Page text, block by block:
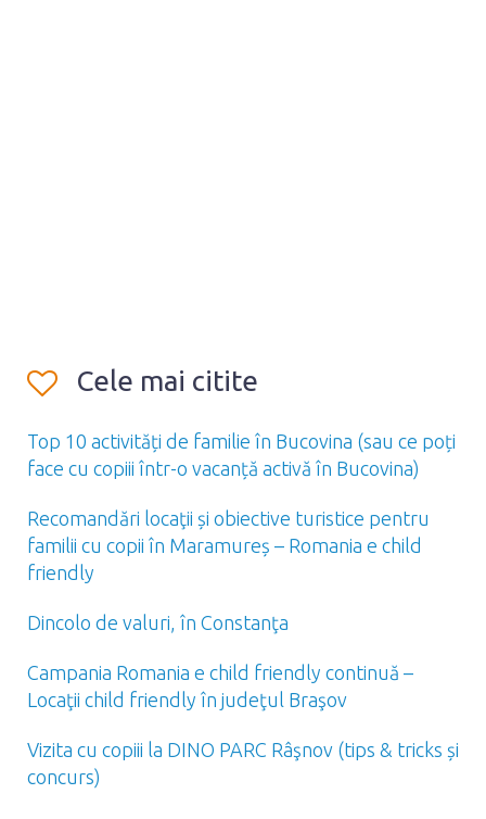
Cele mai citite
Top 10 activități de familie în Bucovina (sau ce poți
face cu copiii într-o vacanță activă în Bucovina)
Recomandări locaţii și obiective turistice pentru
familii cu copii în Maramureș – Romania e child
friendly
Dincolo de valuri, în Constanţa
Campania Romania e child friendly continuă –
Locaţii child friendly în judeţul Braşov
Vizita cu copiii la DINO PARC Râşnov (tips & tricks și
concurs)